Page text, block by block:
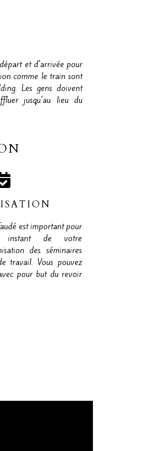
et d'arrivée pour
comme le train sont
Les gens doivent
jusqu'au lieu du
est important pour
instant de votre
des séminaires
travail. Vous pouvez
pour but du revoir